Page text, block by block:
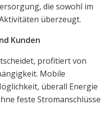
die sowohl im
überzeugt.
Kunden
profitiert von
Mobile
überall Energie
feste Stromanschlüsse